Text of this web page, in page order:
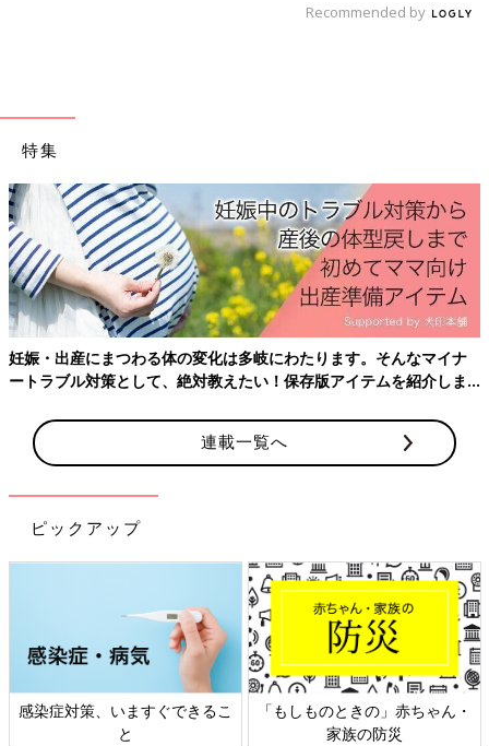
く体力・精神力がついていきませんでしたが、健診のたびに「赤
り前ですが人格を持っていました。
上に、私にとってエコー健診は「母になるためのステップ」でし
た。
宮本真知さんの出産体験談 赤ちゃんの写真
「背骨！足骨！ホントに人間がいる！」エコー画像を見る度、ゆっくり親になって
39週5日目、2985g 49.3cmで無事に赤ちゃんが生まれました。
エコーでずっと見ていたとおり、顔はお父さん似。でも、実際生
まれて抱いてみると、エコーで見ていたのとは比べものにならな
いくらいかわいくて、そしてとても小さくて、不思議な気持ちで
Recommended by
特集
妊娠・出産にまつわる体の変化は多岐にわたります。そんなマイナ
ートラブル対策として、絶対教えたい！保存版アイテムを紹介しま
連載一覧へ
ピックアップ
感染症対策、いますぐできるこ
と
「もしものときの」赤ちゃん・
家族の防災